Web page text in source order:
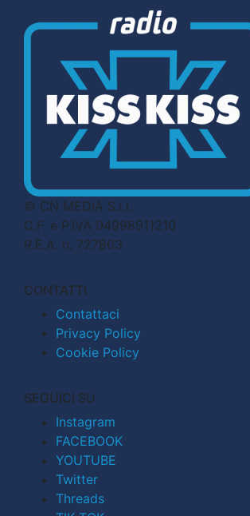
© CN MEDIA S.r.l.
C.F. e P.IVA 04998911210
R.E.A. n. 727803
CONTATTI
Contattaci
Privacy Policy
Cookie Policy
SEGUICI SU
Instagram
FACEBOOK
YOUTUBE
Twitter
Threads